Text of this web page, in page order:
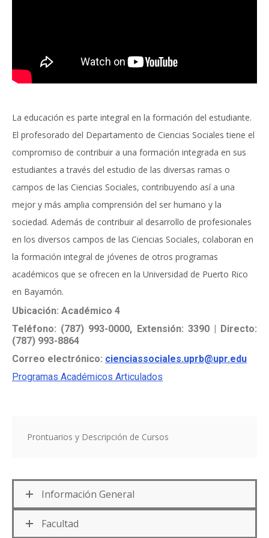
La educación es parte integral en la formación del estudiante.
El profesorado del Departamento de Ciencias Sociales tiene el
compromiso de contribuir a una formación integrada en sus
estudiantes a través del estudio de las diversas ramas o
campos de las Ciencias Sociales, contribuyendo así a una
mejor y más amplia comprensión del ser humano y la
sociedad. Además de contribuir al desarrollo de profesionales
en los diversos campos de las Ciencias Sociales, colaboran en
la formación integral de jóvenes de otros programas
académicos que se ofrecen en la Universidad de Puerto Rico
en Bayamón.
Ubicación: Académico 4
Teléfono: (787) 993-0000, Extensión: 3390 | Directo:
(787) 993-8864
Correo electrónico: cienciassociales.uprb@upr.edu
Programas Académicos Articulados
Prontuarios y Descripción de Cursos
Información General
Facultad